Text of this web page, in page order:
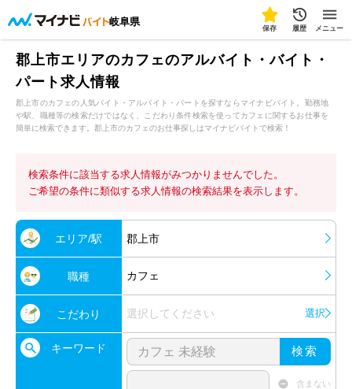
岐阜県
保存 履歴 メニュー
郡上市エリアのカフェのアルバイト・バイト・
パート求人情報
郡上市のカフェの人気バイト・アルバイト・パートを探すならマイナビバイト。勤務地
や駅、職種等の検索だけではなく、こだわり条件検索を使ってカフェに関するお仕事を
簡単に検索できます。郡上市のカフェのお仕事探しはマイナビバイトで検索！
検索条件に該当する求人情報がみつかりませんでした。
ご希望の条件に類似する求人情報の検索結果を表示します。
エリア/駅 郡上市
職種 カフェ
こだわり 選択してください 選択
キーワード 検索
含まない